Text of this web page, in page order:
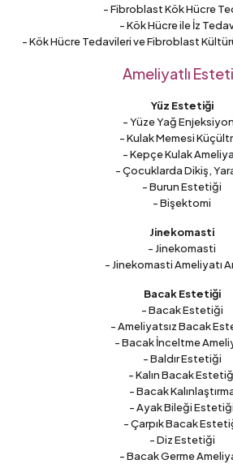
- Fibroblast Kök Hücre
- Kök Hücre ile İz
- Kök Hücre Tedavileri ve Fibroblast
Ameliyatlı
Yüz Estetiği
- Yüze Yağ
- Kulak Memesi
- Kepçe Kulak
- Çocuklarda Dikiş,
- Burun Estetiği
- Bişektomi
Jinekomasti
- Jinekomasti
- Jinekomasti Ameliyatı
Bacak Estetiği
- Bacak Estetiği
- Ameliyatsız Bacak
- Bacak İnceltme
- Baldır Estetiği
- Kalın Bacak
- Bacak
- Ayak Bileği Estetiği
- Çarpık Bacak
- Diz Estetiği
- Bacak Germe